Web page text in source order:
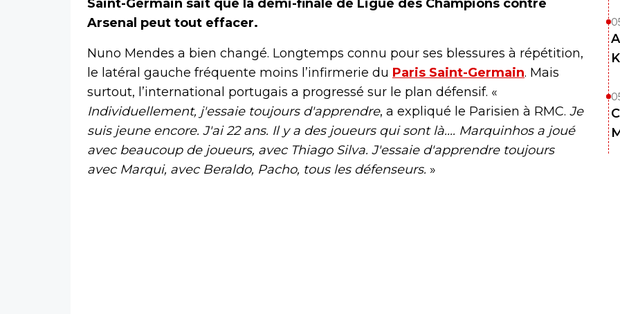
Saint-Germain sait que la demi-finale de Ligue des Champions contre
Arsenal peut tout effacer.
Nuno Mendes a bien changé. Longtemps connu pour ses blessures à répétition,
le latéral gauche fréquente moins l’infirmerie du Paris Saint-Germain. Mais
surtout, l’international portugais a progressé sur le plan défensif. «
Individuellement, j'essaie toujours d'apprendre, a expliqué le Parisien à RMC. Je
suis jeune encore. J'ai 22 ans. Il y a des joueurs qui sont là.... Marquinhos a joué
avec beaucoup de joueurs, avec Thiago Silva. J'essaie d'apprendre toujours
avec Marqui, avec Beraldo, Pacho, tous les défenseurs. »